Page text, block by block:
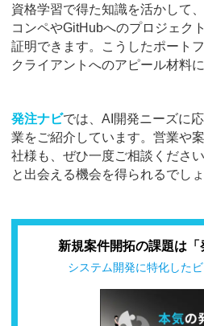
資格学習で得た知識を活かして
コンペやGitHubへのプロジェク
証明できます。こうしたポート
クライアントへのアピール材料
発注ナビでは、AI開発ニーズに
業をご紹介しています。営業や
社様も、ぜひ一度ご相談くださ
と出会える機会を得られるでしょ
新規案件開拓の課題は
システム開発に特化した